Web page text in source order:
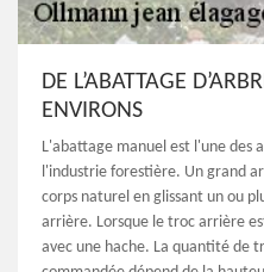
DE L’ABATTAGE
ENVIRONS
L'abattage manuel est l'une des
l'industrie forestière. Un grand
corps naturel en glissant un ou
arrière. Lorsque le troc arrière
avec une hache. La quantité de